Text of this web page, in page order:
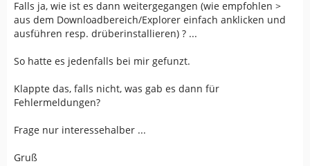
Falls ja, wie ist es dann weitergegangen (wie empfohlen >
aus dem Downloadbereich/Explorer einfach anklicken und
ausführen resp. drüberinstallieren) ? ...
So hatte es jedenfalls bei mir gefunzt.
Klappte das, falls nicht, was gab es dann für
Fehlermeldungen?
Frage nur interessehalber ...
Gruß